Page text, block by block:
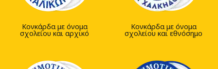
Κονκάρδα με όνομα
σχολείου και αρχικό
Κονκάρδα με όνομα
σχολείου και εθνόσημο